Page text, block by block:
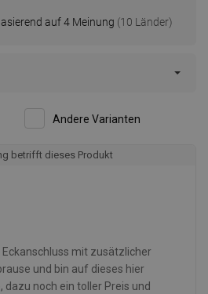
auf 4 Meinung (10 Länder)
Andere Varianten
betrifft dieses Produkt
Eckanschluss mit zusätzlicher
und bin auf dieses hier
dazu noch ein toller Preis und